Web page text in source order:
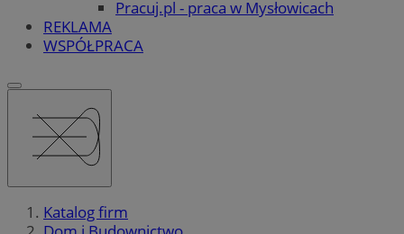
Pracuj.pl - praca w Mysłowicach
REKLAMA
WSPÓŁPRACA
Katalog firm